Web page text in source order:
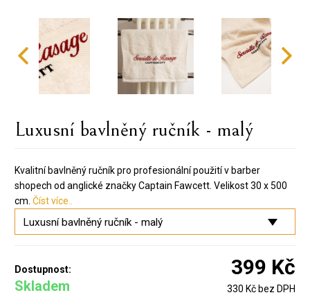
Luxusní bavlněný ručník - malý
Kvalitní bavlněný ručník pro profesionální použití v barber
shopech od anglické značky Captain Fawcett. Velikost 30 x 500
cm. Číst více..
Dostupnost:
Skladem
399 Kč
330 Kč bez DPH